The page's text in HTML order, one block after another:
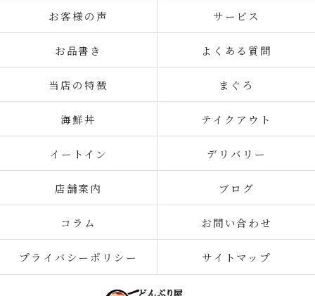
お客様の声 サービス
お品書き よくある質問
当店の特徴 まぐろ
海鮮丼 テイクアウト
イートイン デリバリー
店舗案内 ブログ
コラム お問い合わせ
プライバシーポリシー サイトマップ